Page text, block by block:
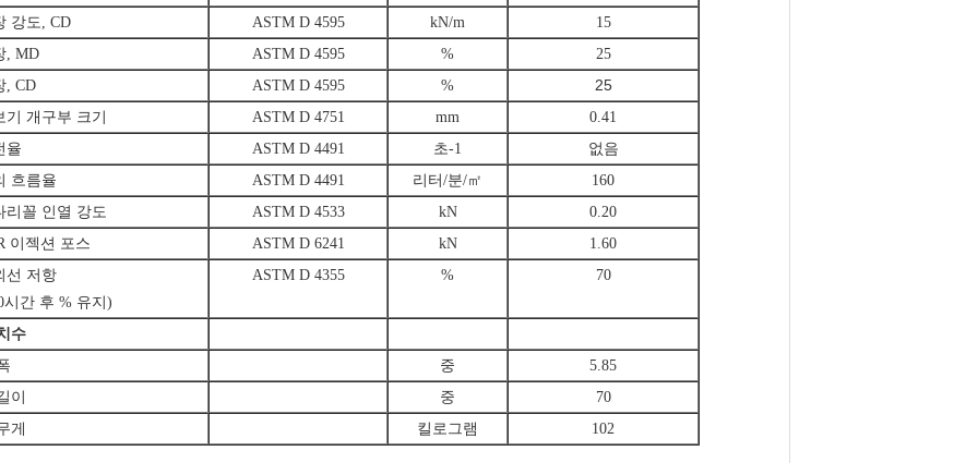
강도, CD
ASTM D 4595 kN/m
15
, MD
ASTM D 4595 %
25
, CD
ASTM D 4595 % 25
기 개구부 크기 ASTM D 4751 mm
0.41
율
ASTM D 4491 초-1
없음
흐름율
ASTM D 4491 리터/분/㎡
160
리꼴 인열 강도
ASTM D 4533 kN
0.20
이젝션 포스
ASTM D 6241 kN
1.60
선 저항
시간 후 % 유지)
ASTM D 4355 % 70
수
중
5.85
이
중
70
게
킬로그램 102